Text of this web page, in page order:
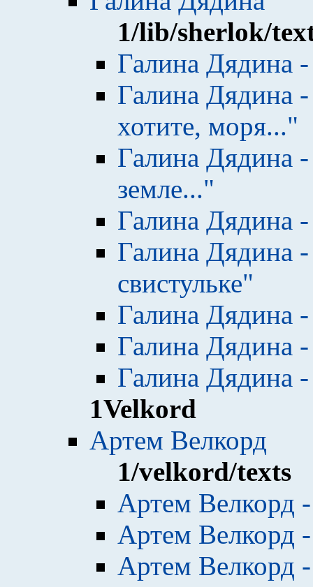
1/lib/sherlok/
Галина Дядина -
Галина Дядина
хотите, моря..."
Галина Дядина
земле..."
Галина Дядина
Галина Дядина
свистульке"
Галина Дядина
Галина Дядина
Галина Дядина
1Velkord
Артем Велкорд
1/velkord/texts
Артем Велкорд
Артем Велкорд
Артем Велкорд